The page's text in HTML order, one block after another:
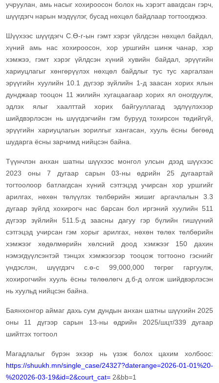
учруулан, амь насыг хохироосон болох нь хэрэгт авагдсан гэрч,
шүүгдэгч нарын мэдүүлэг, бусад нөхцөл байдлаар тогтоогджээ.
Шүүхээс шүүгдэгч С.Ө-г-ын гэмт хэрэг үйлдсэн нөхцөл байдал,
хүний амь нас хохироосон, хор уршгийн шинж чанар, хэр
хэмжээ, гэмт хэрэг үйлдсэн хүний хувийн байдал, эрүүгийн
хариуцлагыг хөнгөрүүлэх нөхцөл байдлыг тус тус харгалзан
эрүүгийн хуулийн 10.1 дүгээр зүйлийн 1-д заасан хорих ялын
дунджаар тооцон 11 жилийн хугацаагаар хорих ял оногдуулж,
эдлэх ялыг хаалттай хорих байгууллагад эдлүүлэхээр
шийдвэрлэсэн нь шүүгдэгчийн гэм бурууд тохирсон төдийгүй,
эрүүгийн хариуцлагын зорилгыг хангасан, хууль ёсны бөгөөд
шударга ёсны зарчимд нийцсэн байна.
Түүнчлэн анхан шатны шүүхээс монгол улсын дээд шүүхээс
2023 оны 7 дугаар сарын 03-ны өдрийн 25 дугаартай
тогтоолоор батлагдсан хүний сэтгэцэд учирсан хор уршгийг
арилгах, нөхөн төлүүлэх төлбөрийн жишиг аргачлалын 3.3
дугаар зүйлд хохирогч нас барсан бол иргэний хуулийн 511
дүгээр зүйлийн 511.5-д заасны дагуу гэр бүлийн гишүүний
сэтгэцэд учирсан гэм хорыг арилгах, нөхөн төлөх төлбөрийн
хэмжээг хөдөлмөрийн хөлсний доод хэмжээг 150 дахин
нэмэгдүүлсэнтэй тэнцэх хэмжээгээр тооцож тогтооно гэснийг
үндэслэн, шүүгдэгч с.ө-с 99,000,000 төгрөг гаргуулж,
хохирогчийн хууль ёсны төлөөлөгч д.б-д олгож шийдвэрлэсэн
нь хуульд нийцсэн байна.
Баянхонгор аймаг дахь сум дундын анхан шатны шүүхийн 2025
оны 11 дүгээр сарын 13-ны өдрийн 2025/шцт/339 дугаар
шийтгэх тогтоол
Магадлалыг бүрэн эхээр нь үзэж болох цахим холбоос:
https://shuukh.mn/single_case/24327?daterange=2026-01-01%20-
%202026-03-19&id=2&court_cat= 2&bb=1